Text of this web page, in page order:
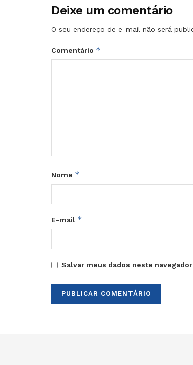
Deixe um comentário
O seu endereço de e-mail não será
Comentário *
Nome *
E-mail *
Salvar meus dados neste